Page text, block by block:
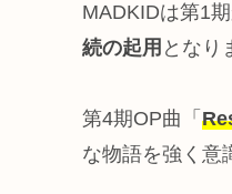
MADKIDは第1
続の起用 となり
第4期OP曲「
な物語を強く意